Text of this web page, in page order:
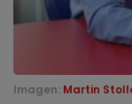
Imagen: Martin